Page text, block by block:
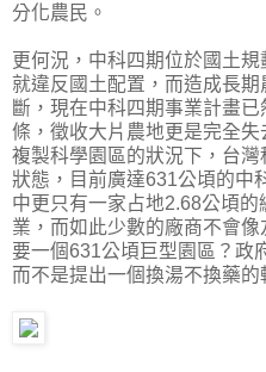
分化農民。
更何況，中科四期位於國土
就違反國土配置，而造成長
斷，現在中科四期事業計畫
條，徵收大片農地更是完全
複製科學園區的狀況下，台
狀態，目前廣達631公頃的中
中更只有一家占地2.68公頃
業，而如此少數的廠商不會
要一個631公頃巨型園區？政
而不是提出一個換湯不換藥的